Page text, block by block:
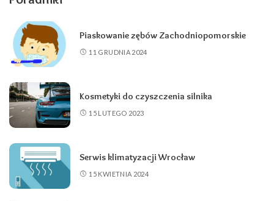
Piaskowanie zębów Zachodniopomorskie
11 GRUDNIA 2024
Kosmetyki do czyszczenia silnika
15 LUTEGO 2023
Serwis klimatyzacji Wrocław
15 KWIETNIA 2024